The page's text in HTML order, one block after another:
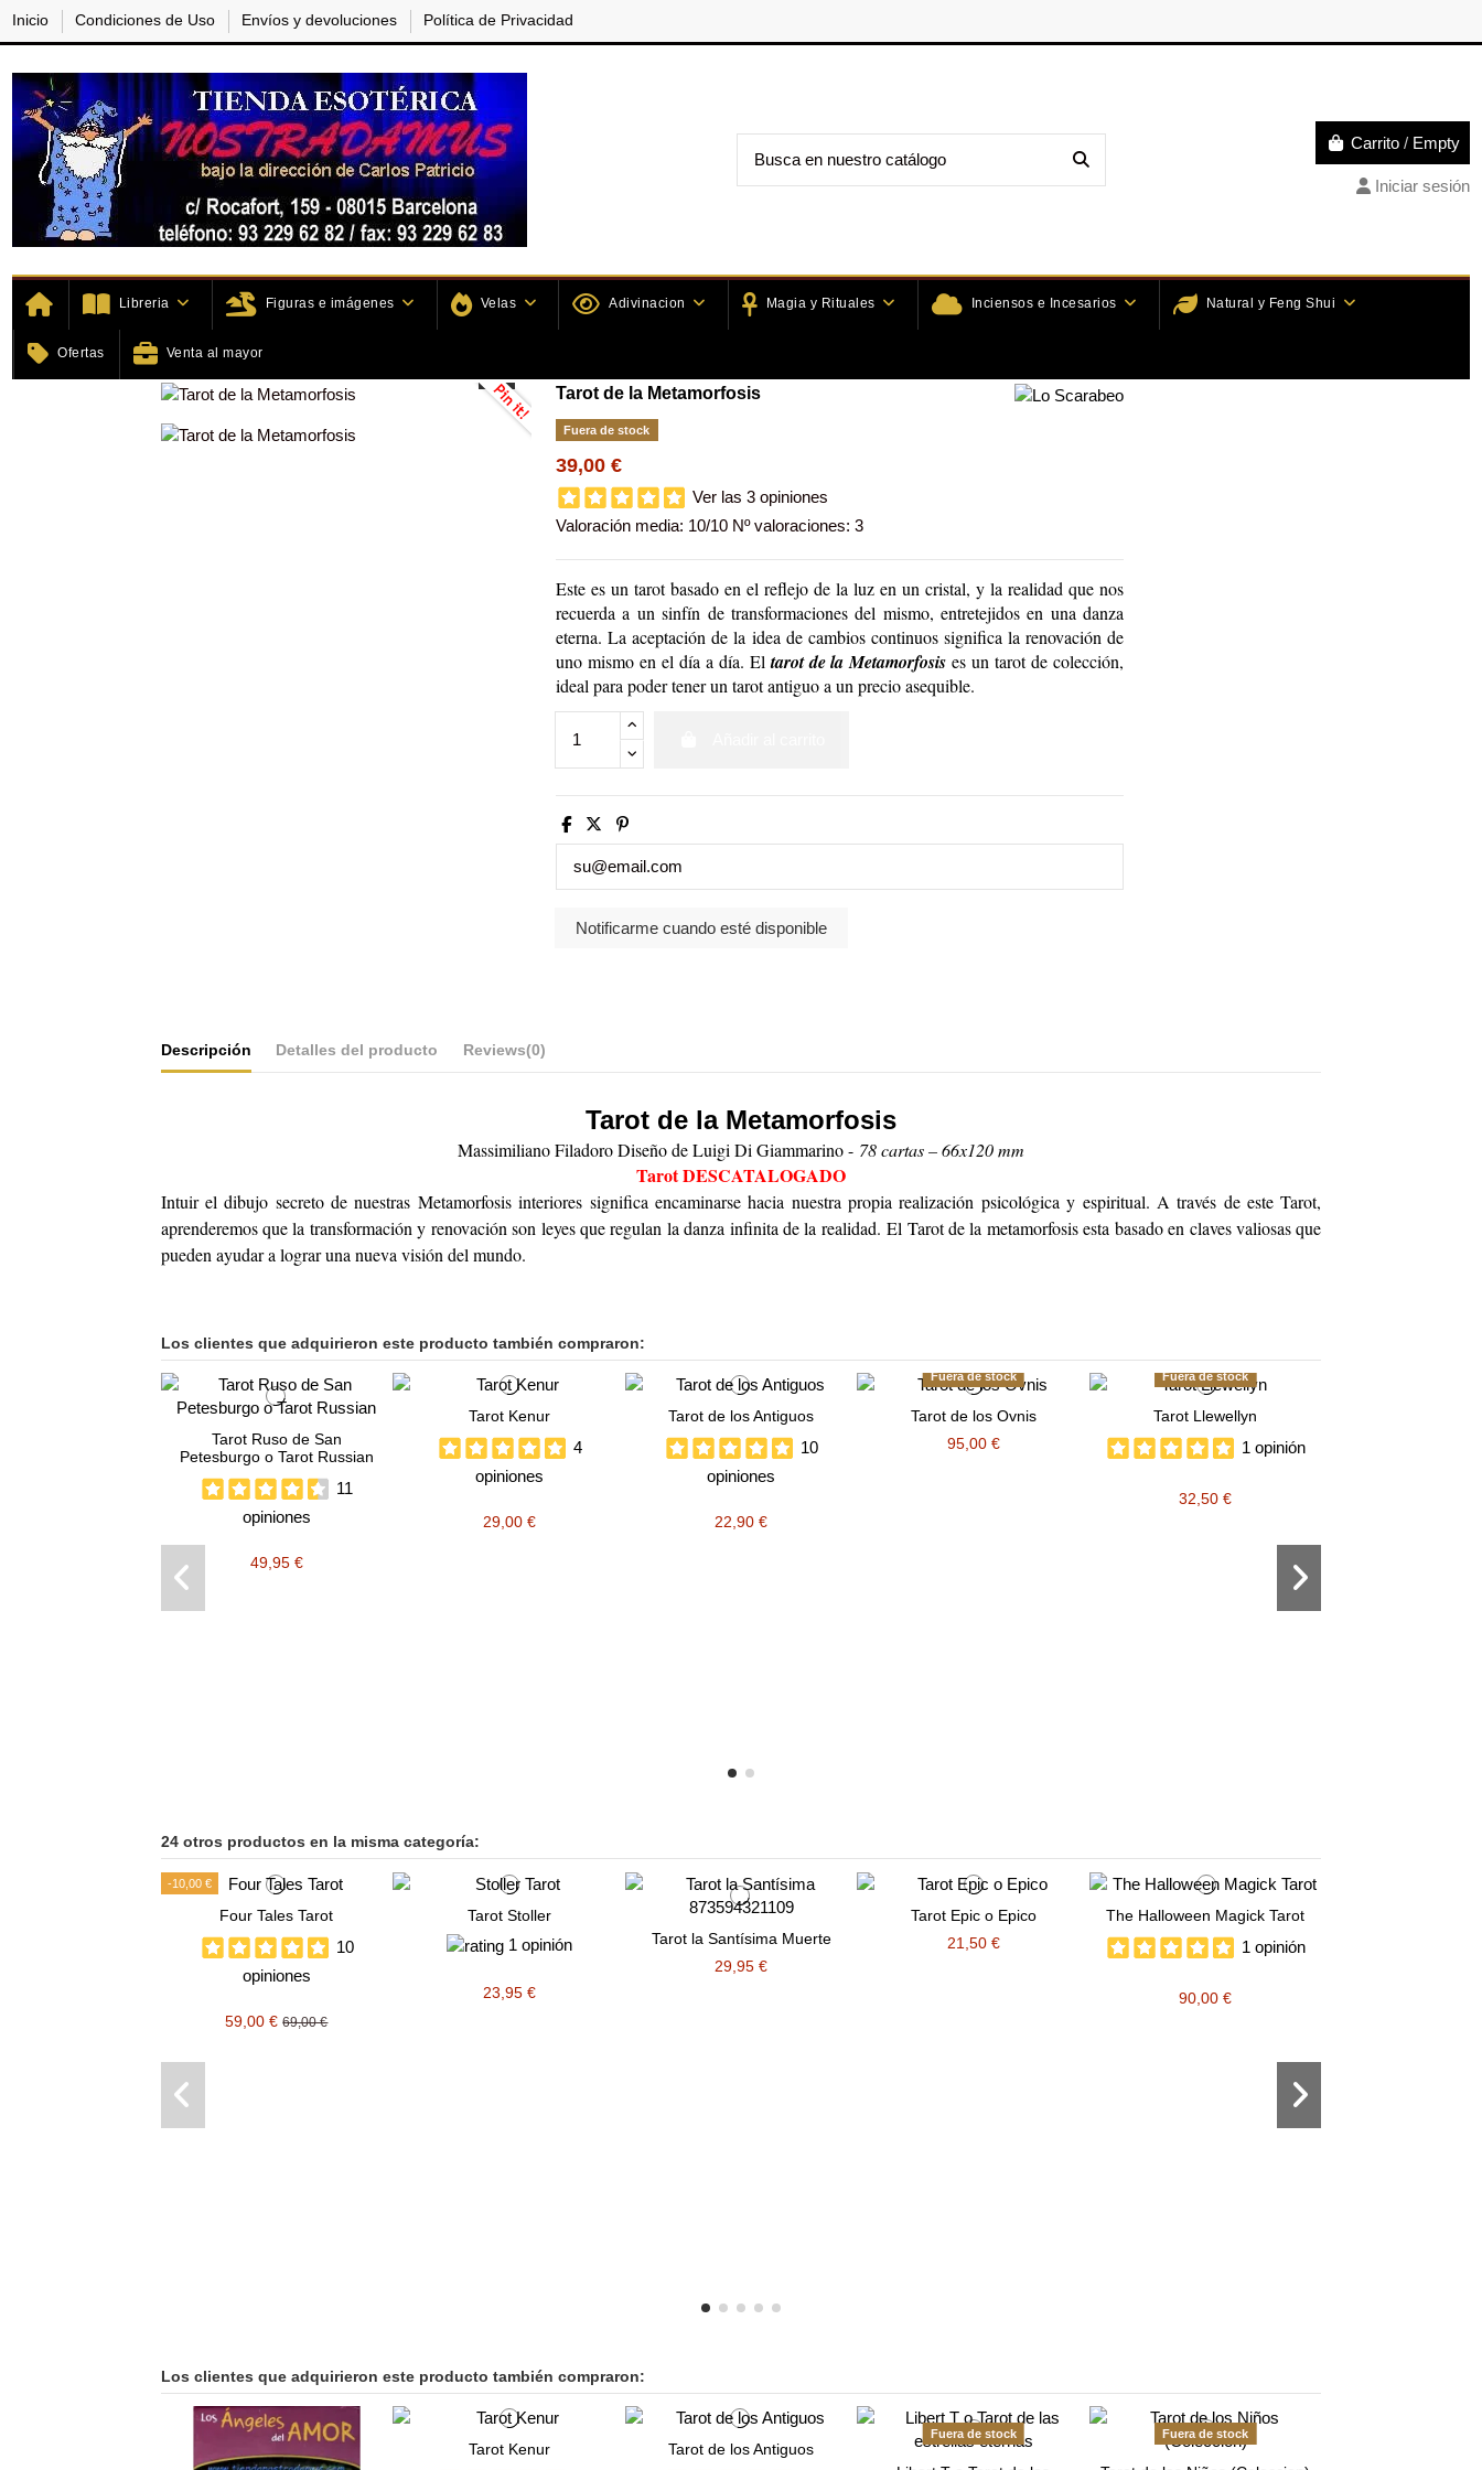
Inicio Condiciones de Uso Envíos y devoluciones Política de Privacidad
Carrito / Empty
Iniciar sesión
Libreria Figuras e imágenes Velas Adivinacion Magia y Rituales Inciensos e Incesarios Natural y Feng Shui
Ofertas Venta al mayor
Tarot de la Metamorfosis
Fuera de stock
39,00 €
Ver las 3 opiniones
Valoración media: 10/10 Nº valoraciones:3
Este es un tarot basado en el reflejo de la luz en un cristal, y la realidad que nos
recuerda a un sinfín de transformaciones del mismo, entretejidos en una danza
eterna. La aceptación de la idea de cambios continuos significa la renovación de
uno mismo en el día a día. Eltarot de la Metamorfosis es un tarot de colección,
ideal para poder tener un tarot antiguo a un precio asequible.
Descripción Detalles del producto Reviews(0)
Tarot de la Metamorfosis
Massimiliano Filadoro Diseño de Luigi Di Giammarino - 78 cartas – 66x120 mm
Tarot DESCATALOGADO
Intuir el dibujo secreto de nuestras Metamorfosis interiores significa encaminarse hacia nuestra propia realización psicológica y espiritual. A través de este Tarot,
aprenderemos que la transformación y renovación son leyes que regulan la danza infinita de la realidad. El Tarot de la metamorfosis esta basado en claves valiosas que
pueden ayudar a lograr una nueva visión del mundo.
Los clientes que adquirieron este producto también compraron:
Tarot Ruso de San
Petesburgo o Tarot Russian
11
opiniones
49,95 €
Tarot Kenur
4
opiniones
29,00 €
Tarot de los Antiguos
10
opiniones
22,90 €
Fuera de stock
Tarot de los Ovnis
95,00 €
Fuera de stock
Tarot Llewellyn
1 opinión
32,50 €
24 otros productos en la misma categoría:
-10,00 €
Four Tales Tarot
10
opiniones
59,00 €69,00 €
Tarot Stoller
1 opinión
23,95 €
Tarot la Santísima Muerte
29,95 €
Tarot Epic o Epico
21,50 €
The Halloween Magick Tarot
1 opinión
90,00 €
Los clientes que adquirieron este producto también compraron:
Tarot Kenur Tarot de los Antiguos
Fuera de stock Fuera de stock